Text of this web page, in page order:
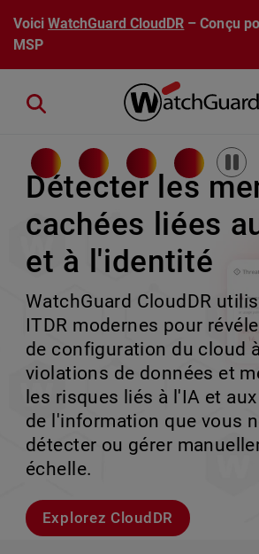
Aller au contenu principal
VoiciWatchGuard CloudDR – Conçu
MSP
Close search
Plus de
Même
Développez-vous sur de
transactions sans
montées en rack Firebox
plateforme aux
d'entreprise à haut débit.
Explorer les modèles
Détecter les
cachées liées
et à l'identité
WatchGuard CloudDR
ITDR modernes pour
de configuration du cloud
violations de données et
les risques liés à l'IA et
de l'information que vous
détecter ou gérer
échelle.
Explorez CloudDR
Rai ne dort
Gardez une
d'avance.
Rai assure la continuité
de sécurité pour chaque
le volume en coulisses
équipe puisse évoluer
Voici Rai
La sécurité des
terminaux
Détection et réponse aux
les terminaux (EDR)
les niveaux, offrant une
protection, une gestion
croissance évolutive.
Découvrez WatchGuard EDR